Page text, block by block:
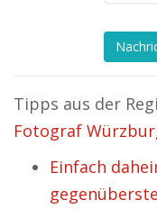
Tipps aus der
Fotograf
Einfach